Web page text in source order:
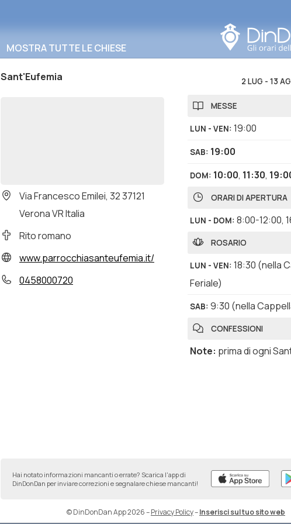
MOSTRA TUTTE LE CHIESE
Sant'Eufemia
Via Francesco Emilei, 32 37121
Verona VR Italia
Rito romano
www.parrocchiasanteufemia.it/
0458000720
2 LUG - 13
MESSE
LUN - VEN: 19:00
SAB: 19:00
DOM: 10:00, 11:30,
ORARI DI APERTURA
LUN - DOM: 8:00-12:00,
ROSARIO
LUN - VEN: 18:30 (nella
Feriale)
SAB: 9:30 (nella
CONFESSIONI
Note: prima di ogni
Hai notato informazioni mancanti o errate? Scarica l'app di
DinDonDan per inviare correzioni e segnalare chiese mancanti!
© DinDonDan App 2026–Privacy Policy–Inserisci sul tuo sito web